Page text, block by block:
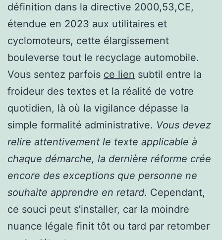
définition dans la directive 2000,53,CE,
étendue en 2023 aux utilitaires et
cyclomoteurs, cette élargissement
bouleverse tout le recyclage automobile.
Vous sentez parfois ce lien subtil entre la
froideur des textes et la réalité de votre
quotidien, là où la vigilance dépasse la
simple formalité administrative. Vous devez
relire attentivement le texte applicable à
chaque démarche, la dernière réforme crée
encore des exceptions que personne ne
souhaite apprendre en retard. Cependant,
ce souci peut s’installer, car la moindre
nuance légale finit tôt ou tard par retomber